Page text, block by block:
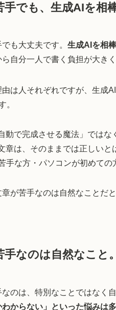
手でも、生成AIを相
も大丈夫です。 生成AIを相
ら自分一人で書く負担が大き
は人それぞれですが、生成
。
動で完成させる魔法」ではな
章は、そのままでは正しい
手な方・パソコンが初めて
章が苦手なのは自然なことだ
手なのは自然なこと
のは、特別なことではなく自
わからない」といった悩みは